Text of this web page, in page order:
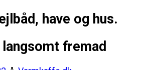
have og hus.
fremad